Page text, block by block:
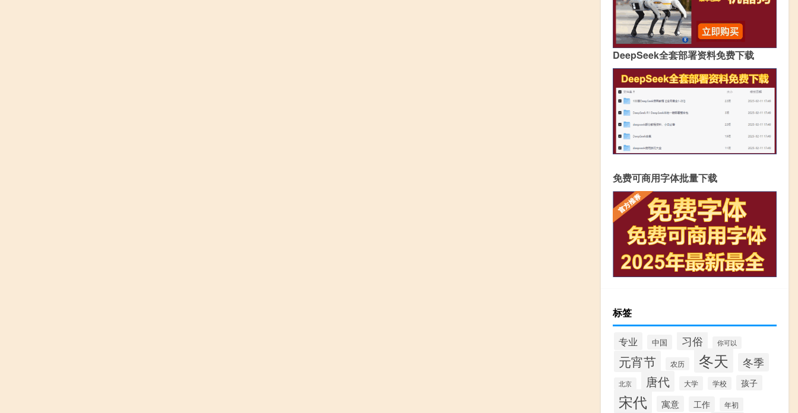
DeepSeek全套部署资料免费下载
免费可商用字体批量下载
标签
专业 中国 习俗 你可以
元宵节 农历 冬天 冬季
北京 唐代 大学 学校 孩子
宋代 寓意 工作 年初